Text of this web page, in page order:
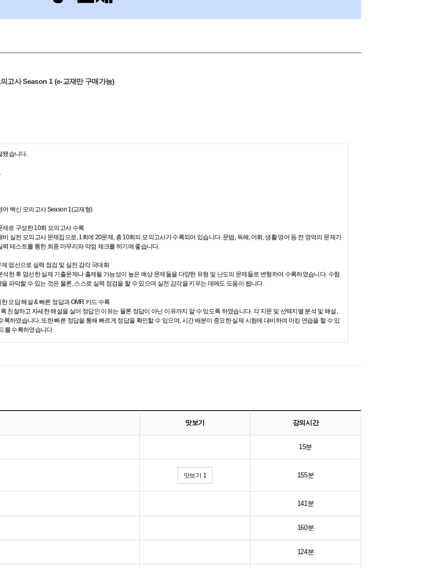
고사 Season 1 (e-교재만 구매가능)
됐습니다.
어 백신 모의고사 Season 1(교재형)
제로 구성한 10회 모의고사 수록
비 실전 모의고사 문제집으로, 1회에 20문제, 총 10회의 모의고사가 수록되어 있습니다. 문법, 독해, 어휘, 생활 영어 등 전 영역의 문제가
력 테스트를 통한 최종 마무리와 약점 체크를 하기에 좋습니다.
엄선으로 실력 점검 및 실전 감각 극대화
석한 후 엄선한 실제 기출문제나 출제될 가능성이 높은 예상 문제들을 다양한 유형 및 난도의 문제들로 변형하여 수록하였습니다. 수험
파악할 수 있는 것은 물론, 스스로 실력 점검을 할 수 있으며 실전 감각을 키우는 데에도 도움이 됩니다.
오답 해설 & 빠른 정답과 OMR 카드 수록
친절하고 자세한 해설을 실어 정답인 이유는 물론 정답이 아닌 이유까지 알 수 있도록 하였습니다. 각 지문 및 선택지별 분석 및 해설,
록하였습니다. 또한 빠른 정답을 통해 빠르게 정답을 확인할 수 있으며, 시간 배분이 중요한 실제 시험에 대비하여 마킹 연습을 할 수 있
를 수록하였습니다.
맛보기 강의시간
15분
맛보기 1 155분
141분
160분
124분